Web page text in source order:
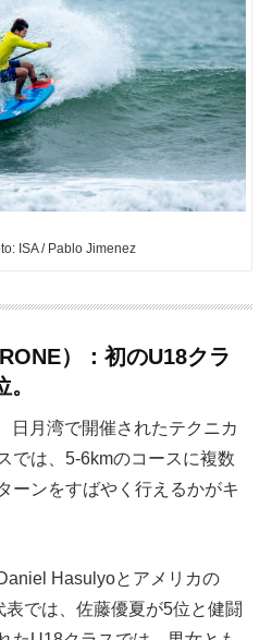
ISA / Pablo Jimenez
）：初のU18クラ
日月湾で開催されたテクニカ
では、5-6kmのコースに複数
ーンをすばやく行えるかがキ
Hasulyoとアメリカの
では、佐藤優夏が5位と健闘